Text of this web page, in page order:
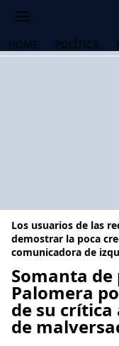
HOME POLÍTICA
Los usuarios de las
demostrar la poca
comunicadora de
Somanta de
Palomera
de su crítica
de